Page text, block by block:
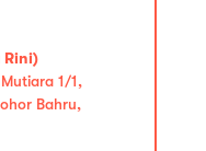
Rini)
1/1,
Bahru,